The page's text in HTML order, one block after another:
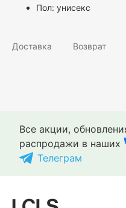
Пол: унисекс
Доставка Возврат
Все акции,
распродажи в наших
Телеграм